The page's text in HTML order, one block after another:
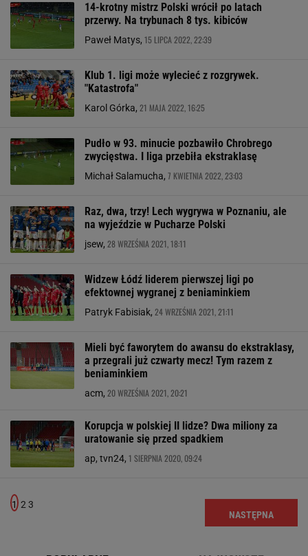
14-krotny mistrz Polski wrócił po latach
przerwy. Na trybunach 8 tys. kibiców
Paweł Matys, 15 LIPCA 2022, 22:39
Klub 1. ligi może wylecieć z rozgrywek.
"Katastrofa"
Karol Górka, 21 MAJA 2022, 16:25
Pudło w 93. minucie pozbawiło Chrobrego
zwycięstwa. I liga przebiła ekstraklasę
Michał Salamucha, 7 KWIETNIA 2022, 23:03
Raz, dwa, trzy! Lech wygrywa w Poznaniu, ale
na wyjeździe w Pucharze Polski
jsew, 28 WRZEŚNIA 2021, 18:11
Widzew Łódź liderem pierwszej ligi po
efektownej wygranej z beniaminkiem
Patryk Fabisiak, 24 WRZEŚNIA 2021, 21:11
Mieli być faworytem do awansu do ekstraklasy,
a przegrali już czwarty mecz! Tym razem z
beniaminkiem
acm, 20 WRZEŚNIA 2021, 20:21
Korupcja w polskiej II lidze? Dwa miliony za
uratowanie się przed spadkiem
ap, tvn24, 1 SIERPNIA 2020, 09:24
1 2 3
NASTĘPNA